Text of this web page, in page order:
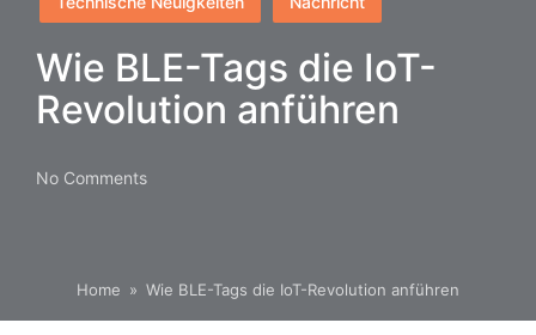
in
Wie BLE-Tags die IoT-
Revolution anführen
No Comments
Home » Wie BLE-Tags die IoT-Revolution anführen